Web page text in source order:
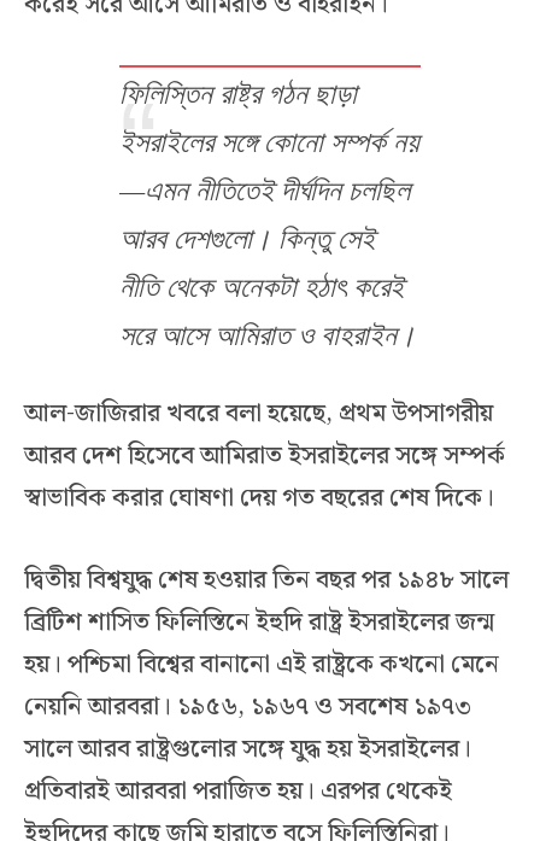
ফিলিস্তিন রাষ্ট্র গঠন ছাড়া
ইসরাইলের সঙ্গে কোনো সম্পর্ক নয়
—এমন নীতিতেই দীর্ঘদিন চলছিল
আরব দেশগুলো। কিন্তু সেই
নীতি থেকে অনেকটা হঠাৎ করেই
সরে আসে আমিরাত ও বাহরাইন।
আল-জাজিরার খবরে বলা হয়েছে, প্রথম উপসাগরীয়
আরব দেশ হিসেবে আমিরাত ইসরাইলের সঙ্গে সম্পর্ক
স্বাভাবিক করার ঘোষণা দেয় গত বছরের শেষ দিকে।
দ্বিতীয় বিশ্বযুদ্ধ শেষ হওয়ার তিন বছর পর ১৯৪৮ সালে
ব্রিটিশ শাসিত ফিলিস্তিনে ইহুদি রাষ্ট্র ইসরাইলের জন্ম
হয়। পশ্চিমা বিশ্বের বানানো এই রাষ্ট্রকে কখনো মেনে
নেয়নি আরবরা। ১৯৫৬, ১৯৬৭ ও সবশেষ ১৯৭৩
সালে আরব রাষ্ট্রগুলোর সঙ্গে যুদ্ধ হয় ইসরাইলের।
প্রতিবারই আরবরা পরাজিত হয়। এরপর থেকেই